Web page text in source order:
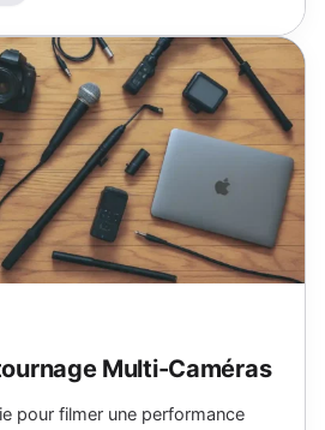
Multi-Caméras
pour filmer une performance